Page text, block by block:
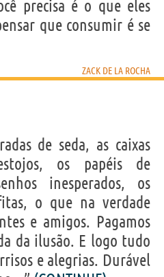
precisa é o que eles
que consumir é se
ZACK DE LA ROCHA
de seda, as caixas
os papéis de
inesperados, os
o que na verdade
e amigos. Pagamos
da ilusão. E logo tudo
e alegrias. Durável